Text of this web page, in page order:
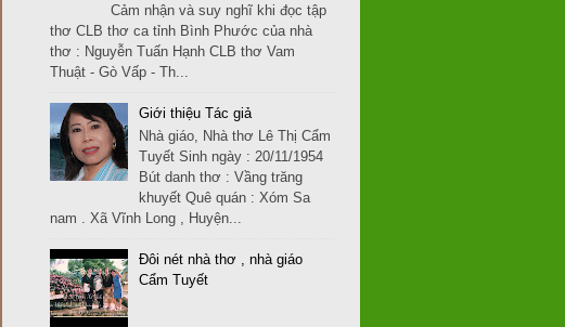
Cảm nhận và suy nghĩ khi đọc tập
thơ CLB thơ ca tỉnh Bình Phước của nhà
thơ : Nguyễn Tuấn Hạnh CLB thơ Vam
Thuật - Gò Vấp - Th...
Giới thiệu Tác giả
Nhà giáo, Nhà thơ Lê Thị Cẩm
Tuyết Sinh ngày : 20/11/1954
Bút danh thơ : Vầng trăng
khuyết Quê quán : Xóm Sa
nam . Xã Vĩnh Long , Huyện...
Đôi nét nhà thơ , nhà giáo
Cẩm Tuyết